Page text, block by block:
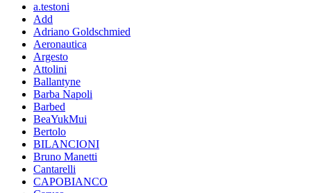
a.testoni
Add
Adriano Goldschmied
Aeronautica
Argesto
Attolini
Ballantyne
Barba Napoli
Barbed
BeaYukMui
Bertolo
BILANCIONI
Bruno Manetti
Cantarelli
CAPOBIANCO